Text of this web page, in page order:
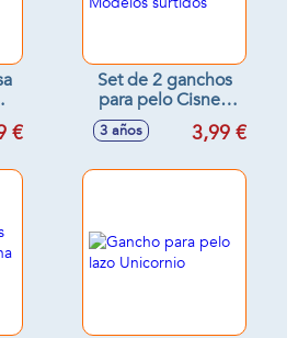
€
Set de 2 ganchos
para pelo Cisne -
Modelos surtidos
3 años 3,99 €